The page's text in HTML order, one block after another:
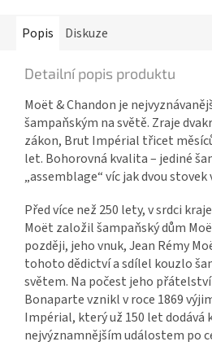
Popis Diskuze
Detailní popis produktu
Moët & Chandon je
šampaňským na světě. Zraje
zákon, Brut Impérial třicet
let. Bohorovná kvalita – jediné
„assemblage“ víc jak dvou stovek
Před více než 250 lety, v srdci
Moët založil šampaňský dům
později, jeho vnuk, Jean Rémy
tohoto dědictví a sdílel kouzlo
světem. Na počest jeho
Bonaparte vznikl v roce 1869
Impérial, který už 150 let dodává
nejvýznamnějším událostem po